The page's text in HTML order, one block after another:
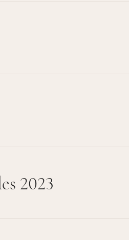
2023